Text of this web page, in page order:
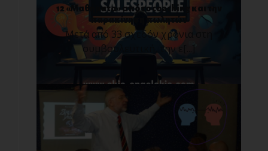
12 «Μαθήματα» από το coaching και την
παρακίνηση πωλητών
Μετά από 33 σχεδόν χρόνια στη
συμβουλευτική, την ε[...]